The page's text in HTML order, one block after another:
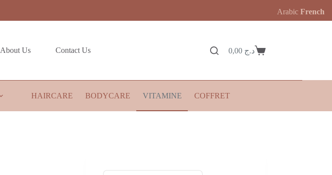
About Us Contact Us
Panierد.ج 0,00
HAIRCARE BODYCARE VITAMINE COFFRET
Arabic French